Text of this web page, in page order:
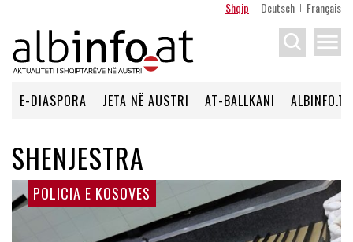
Shqip Deutsch Français
menu
E-DIASPORA JETA NË AUSTRI AT-BALLKANI ALBINFO.TV
SHENJESTRA
POLICIA E KOSOVES